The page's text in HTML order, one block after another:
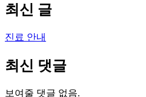
최신 글
진료 안내
최신 댓글
보여줄 댓글 없음.